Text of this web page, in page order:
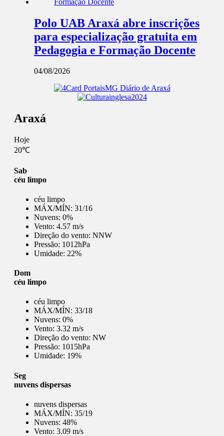
Polo UAB Araxá abre inscrições
para especialização gratuita em
Pedagogia e Formação Docente
04/08/2026
Araxá
Hoje
20℃
Sab
céu limpo
céu limpo
MÁX/MÍN: 31/16
Nuvens: 0%
Vento: 4.57 m/s
Direção do vento: NNW
Pressão: 1012hPa
Umidade: 22%
Dom
céu limpo
céu limpo
MÁX/MÍN: 33/18
Nuvens: 0%
Vento: 3.32 m/s
Direção do vento: NW
Pressão: 1015hPa
Umidade: 19%
Seg
nuvens dispersas
nuvens dispersas
MÁX/MÍN: 35/19
Nuvens: 48%
Vento: 3.09 m/s